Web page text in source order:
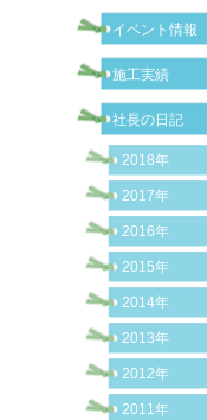
イベント情報
施工実績
社長の日記
2018年
2017年
2016年
2015年
2014年
2013年
2012年
2011年